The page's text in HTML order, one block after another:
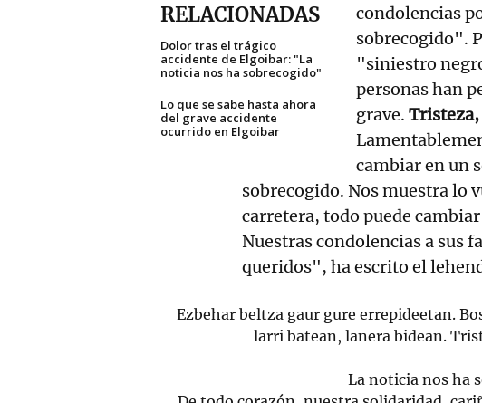
RELACIONADAS
Dolor tras el trágico
accidente de Elgoibar: "La
noticia nos ha sobrecogido"
Lo que se sabe hasta ahora
del grave accidente
ocurrido en Elgoibar
condolencias
sobrecogido".
"siniestro
personas han
grave.
cambiar en un
sobrecogido. Nos muestra lo
carretera, todo puede
Nuestras condolencias a sus
queridos", ha escrito el
Ezbehar beltza gaur gure errepideetan.
larri batean, lanera bidean.
La noticia nos ha